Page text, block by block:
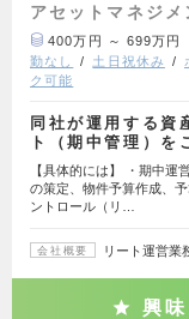
アセットマネジ
400万円 ～ 699万円
勤なし
土日祝休み
ク可能
同社が運用する資
ト（期中管理）を
【具体的には】 ・期中運
の策定、物件予算作成、
ントロール（リ…
会社概要 リート運営
興味